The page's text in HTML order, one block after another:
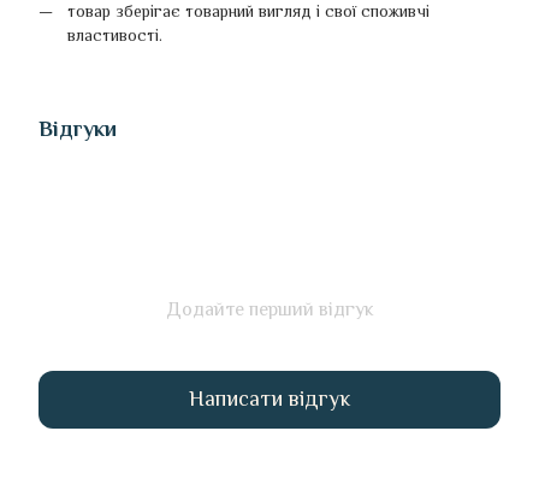
товар зберігає товарний вигляд і свої споживчі
властивості.
Відгуки
Додайте перший відгук
Написати відгук